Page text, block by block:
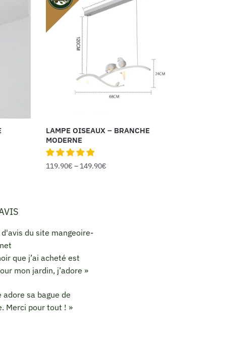
LAMPE OISEAUX – BRANCHE
MODERNE
119.90€ – 149.90€
que j’ai acheté est
mon jardin, j’adore »
adore sa bague de
Merci pour tout ! »